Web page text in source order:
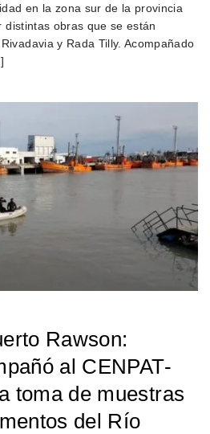
en la zona sur de la provincia
obras que se están
y Rada Tilly. Acompañado
Rawson:
al CENPAT-
toma de muestras
del Río